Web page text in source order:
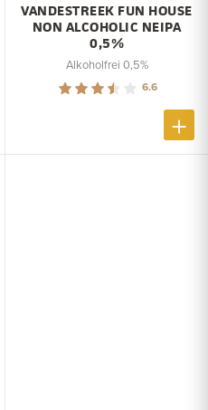
VANDESTREEK FUN HOUSE
NON ALCOHOLIC NEIPA
0,5%
Alkoholfrei 0,5%
6.6